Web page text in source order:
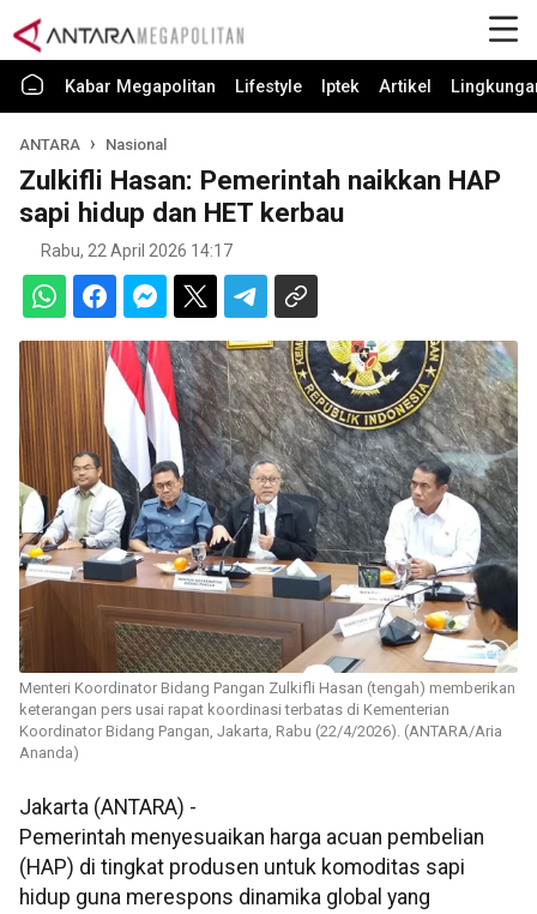
Kabar Megapolitan Lifestyle Iptek Artikel
ANTARA Nasional
Zulkifli Hasan: Pemerintah naikkan HAP
sapi hidup dan HET kerbau
Rabu, 22 April 2026 14:17
Menteri Koordinator Bidang Pangan Zulkifli Hasan (tengah) memberikan
keterangan pers usai rapat koordinasi terbatas di Kementerian
Koordinator Bidang Pangan, Jakarta, Rabu (22/4/2026). (ANTARA/Aria
Ananda)
Jakarta (ANTARA) -
Pemerintah menyesuaikan harga acuan pembelian
(HAP) di tingkat produsen untuk komoditas sapi
hidup guna merespons dinamika global yang